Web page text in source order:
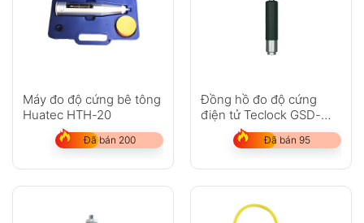
Không có bình luận nào
Máy đo độ cứng bê tông
Huatec HTH-20
Đã bán 200
Đồng hồ đo độ cứng
điện tử Teclock GSD-
Đã bán 95